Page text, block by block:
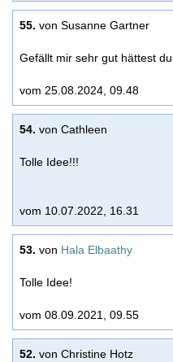
55. von Susanne Gartner
Gefällt mir sehr gut hättest
vom 25.08.2024, 09.48
54. von Cathleen
Tolle Idee!!!
vom 10.07.2022, 16.31
53. von Hala Elbaathy
Tolle Idee!
vom 08.09.2021, 09.55
52. von Christine Hotz